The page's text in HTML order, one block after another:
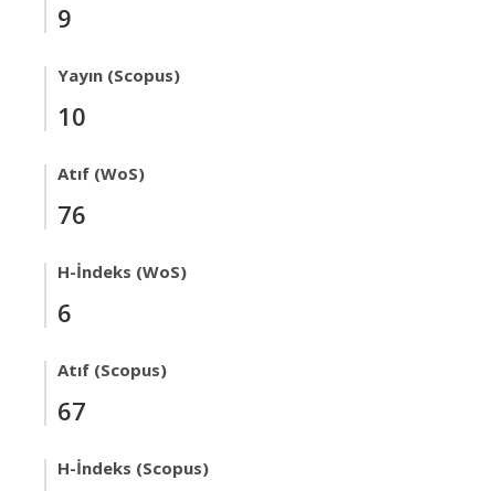
9
Yayın (Scopus)
10
Atıf (WoS)
76
H-İndeks (WoS)
6
Atıf (Scopus)
67
H-İndeks (Scopus)